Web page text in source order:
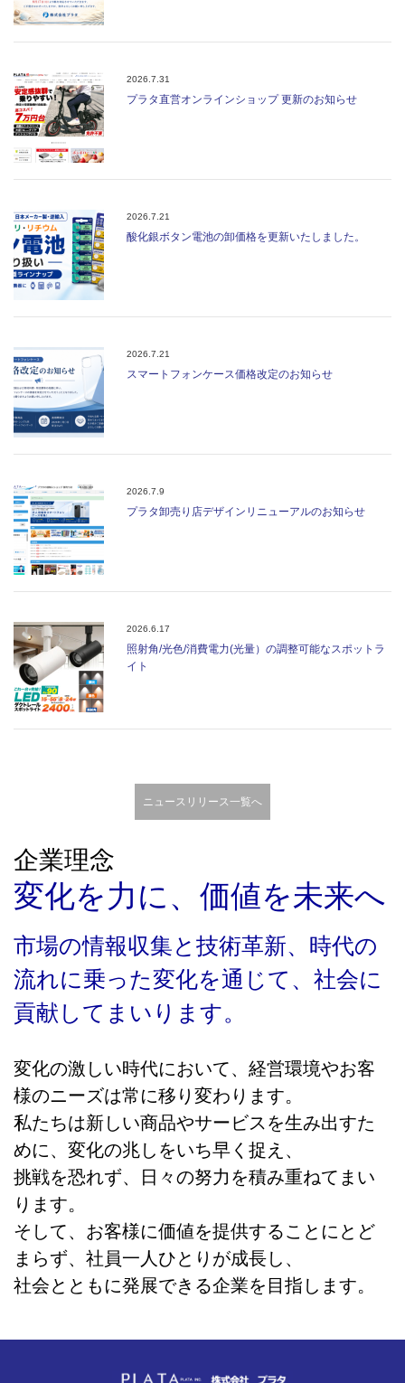
2026.7.31
プラタ直営オンラインショップ 更新のお知らせ
2026.7.21
酸化銀ボタン電池の卸価格を更新いたしました。
2026.7.21
スマートフォンケース価格改定のお知らせ
2026.7.9
プラタ卸売り店デザインリニューアルのお知らせ
2026.6.17
照射角/光色/消費電力(光量）の調整可能なスポットラ
イト
ニュースリリース一覧へ
企業理念
変化を力に、価値を未来へ
市場の情報収集と技術革新、時代の
流れに乗った変化を通じて、社会に
貢献してまいります。
変化の激しい時代において、経営環境やお客
様のニーズは常に移り変わります。
私たちは新しい商品やサービスを生み出すた
めに、変化の兆しをいち早く捉え、
挑戦を恐れず、日々の努力を積み重ねてまい
ります。
そして、お客様に価値を提供することにとど
まらず、社員一人ひとりが成長し、
社会とともに発展できる企業を目指します。